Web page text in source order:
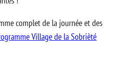
complet de la journée et des
Village de la Sobrièté